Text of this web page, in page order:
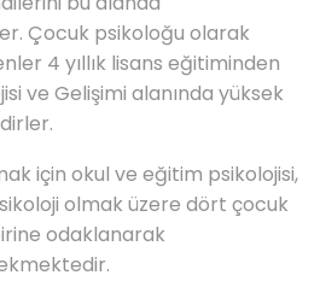
Çocuk psikoloğu olarak
4 yıllık lisans eğitiminden
ve Gelişimi alanında yüksek
için okul ve eğitim psikolojisi,
olmak üzere dört çocuk
odaklanarak